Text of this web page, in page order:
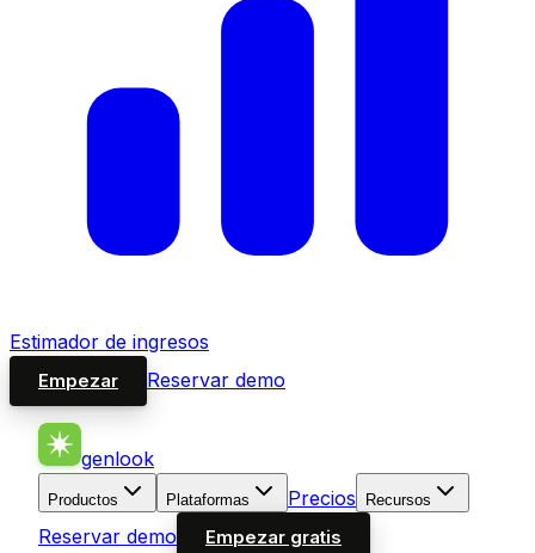
Estimador de ingresos
Empezar Reservar demo
genlook
Productos Plataformas Precios Recursos
Reservar demo Empezar gratis